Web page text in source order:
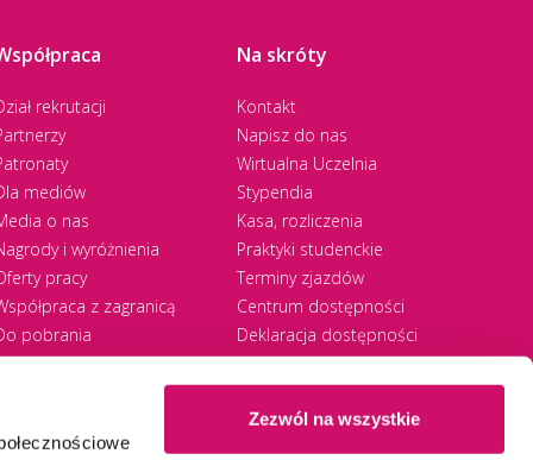
Zezwól na wszystkie
rekrutacji
mediów
o nas
i wyróżnienia
pracy
z zagranicą
pobrania
Na skróty
Kontakt
Napisz do nas
Wirtualna Uczelnia
Stypendia
Kasa, rozliczenia
Praktyki studenckie
Terminy zjazdów
Centrum dostępności
Deklaracja dostępności
RODO
Ⓒ 2026 Akademia WSBWSB University